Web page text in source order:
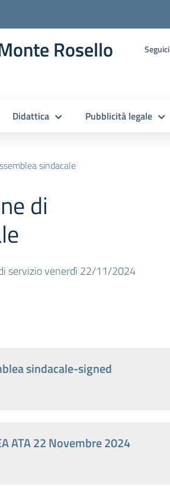
Rosello Seguici
Didattica Pubblicità legale
sindacale
di
servizio venerdì 22/11/2024
sindacale-signed
ATA 22 Novembre 2024